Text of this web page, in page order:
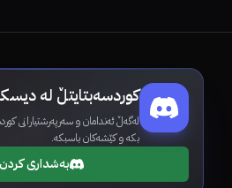
کوردسەبتایتڵ لە
لەگەڵ ئەندامان و سەرپەرشتیارانی
بکە و کێشەکان باسبکە.
بەشداری کردن